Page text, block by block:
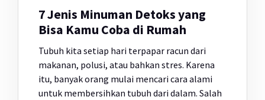
7 Jenis Minuman Detoks yang
Bisa Kamu Coba di Rumah
Tubuh kita setiap hari terpapar racun dari
makanan, polusi, atau bahkan stres. Karena
itu, banyak orang mulai mencari cara alami
untuk membersihkan tubuh dari dalam. Salah